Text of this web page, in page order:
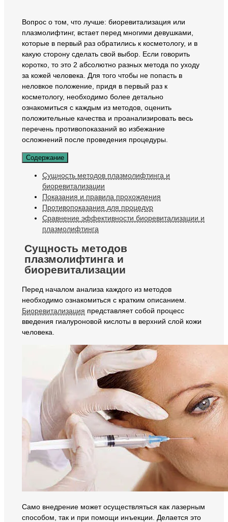
Вопрос о том, что лучше: биоревитализация или
плазмолифтинг, встает перед многими девушками,
которые в первый раз обратились к косметологу, и в
какую сторону сделать свой выбор. Если говорить
коротко, то это 2 абсолютно разных метода по уходу
за кожей человека. Для того чтобы не попасть в
неловкое положение, придя в первый раз к
косметологу, необходимо более детально
ознакомиться с каждым из методов, оценить
положительные качества и проанализировать весь
перечень противопоказаний во избежание
осложнений после проведения процедуры.
Содержание
Сущность методов плазмолифтинга и
биоревитализации
Показания и правила прохождения
Противопоказания для процедур
Сравнение эффективности биоревитализации и
плазмолифтинга
Сущность методов
плазмолифтинга и
биоревитализации
Перед началом анализа каждого из методов
необходимо ознакомиться с кратким описанием.
Биоревитализация представляет собой процесс
введения гиалуроновой кислоты в верхний слой кожи
человека.
Само внедрение может осуществляться как лазерным
способом, так и при помощи инъекции. Делается это